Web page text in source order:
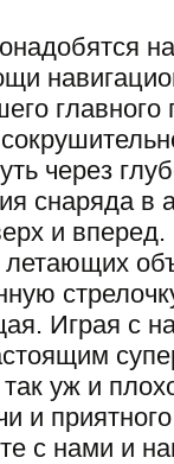
главного
через
снаряда в
и
Играя с
уж и
и приятного
с нами и